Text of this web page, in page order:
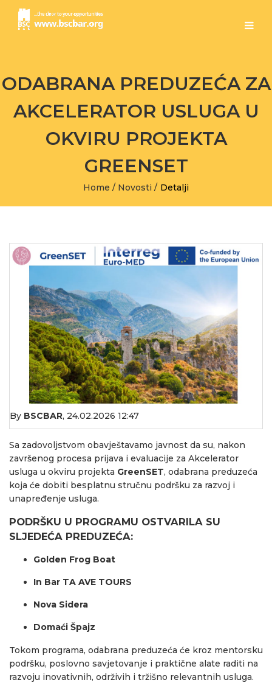
ODABRANA PREDUZEĆA ZA
AKCELERATOR USLUGA U
OKVIRU PROJEKTA
GREENSET
Home / Novosti / Detalji
By BSCBAR, 24.02.2026 12:47
Sa zadovoljstvom obavještavamo javnost da su, nakon
završenog procesa prijava i evaluacije za Akcelerator
usluga u okviru projekta GreenSET, odabrana preduzeća
koja će dobiti besplatnu stručnu podršku za razvoj i
unapređenje usluga.
PODRŠKU U PROGRAMU OSTVARILA SU
SLJEDEĆA PREDUZEĆA:
Golden Frog Boat
In Bar TA AVE TOURS
Nova Sidera
Domaći Špajz
Tokom programa, odabrana preduzeća će kroz mentorsku
podršku, poslovno savjetovanje i praktične alate raditi na
razvoju inovativnih, održivih i tržišno relevantnih usluga.